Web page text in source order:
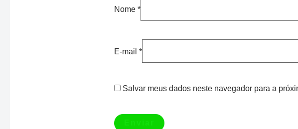
Nome *
E-mail *
Salvar meus dados neste navegador para a